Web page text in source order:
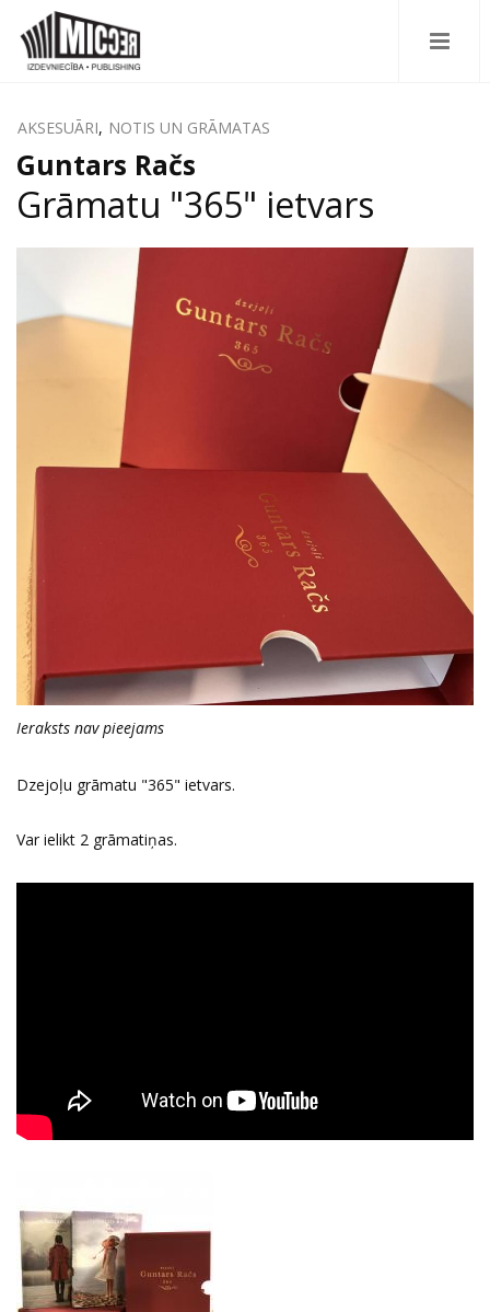
AKSESUĀRI, NOTIS UN GRĀMATAS
Guntars Račs
Grāmatu "365" ietvars
Ieraksts nav pieejams
Dzejoļu grāmatu "365" ietvars.
Var ielikt 2 grāmatiņas.